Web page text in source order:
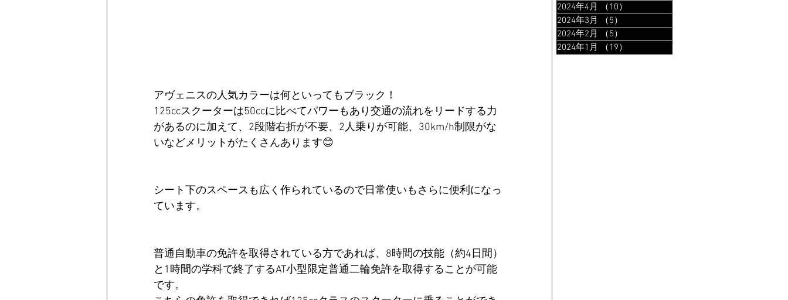
2024年4月
（10）
2024年3月
（5）
2024年2月
（5）
2024年1月
（19）
アヴェニスの人気カラーは何といってもブラック！
125ccスクーターは50ccに比べてパワーもあり交通の流れをリードする力
があるのに加えて、2段階右折が不要、2人乗りが可能、30km/h制限がな
いなどメリットがたくさんあります😊
シート下のスペースも広く作られているので日常使いもさらに便利になっ
ています。
普通自動車の免許を取得されている方であれば、8時間の技能（約4日間）
と1時間の学科で終了するAT小型限定普通二輪免許を取得することが可能
です。